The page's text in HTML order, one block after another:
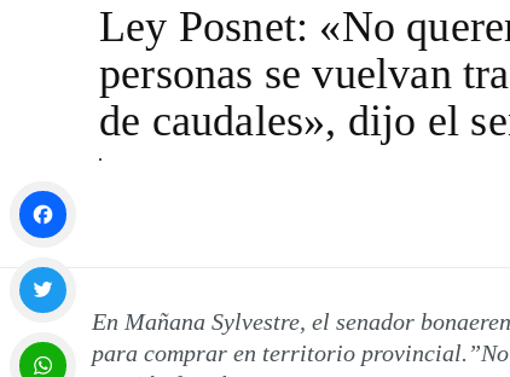
Ley Posnet: «No
personas se vuelvan
de caudales», dijo el
En Mañana Sylvestre, el senador
para comprar en territorio provincial.”No
Facebook
Twitter